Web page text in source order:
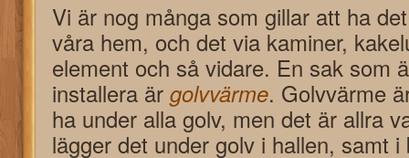
Vi är nog många som gillar att ha
våra hem, och det via kaminer,
element och så vidare. En sak som
installera är golvvärme. Golvvärme
ha under alla golv, men det är allra
lägger det under golv i hallen, samt